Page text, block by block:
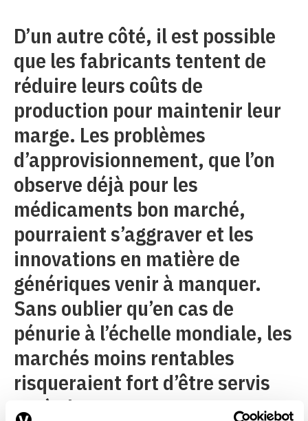
D’un autre côté, il est possible
que les fabricants tentent de
réduire leurs coûts de
production pour maintenir leur
marge. Les problèmes
d’approvisionnement, que l’on
observe déjà pour les
médicaments bon marché,
pourraient s’aggraver et les
innovations en matière de
génériques venir à manquer.
Sans oublier qu’en cas de
pénurie à l’échelle mondiale, les
marchés moins rentables
risqueraient fort d’être servis
après les autres.